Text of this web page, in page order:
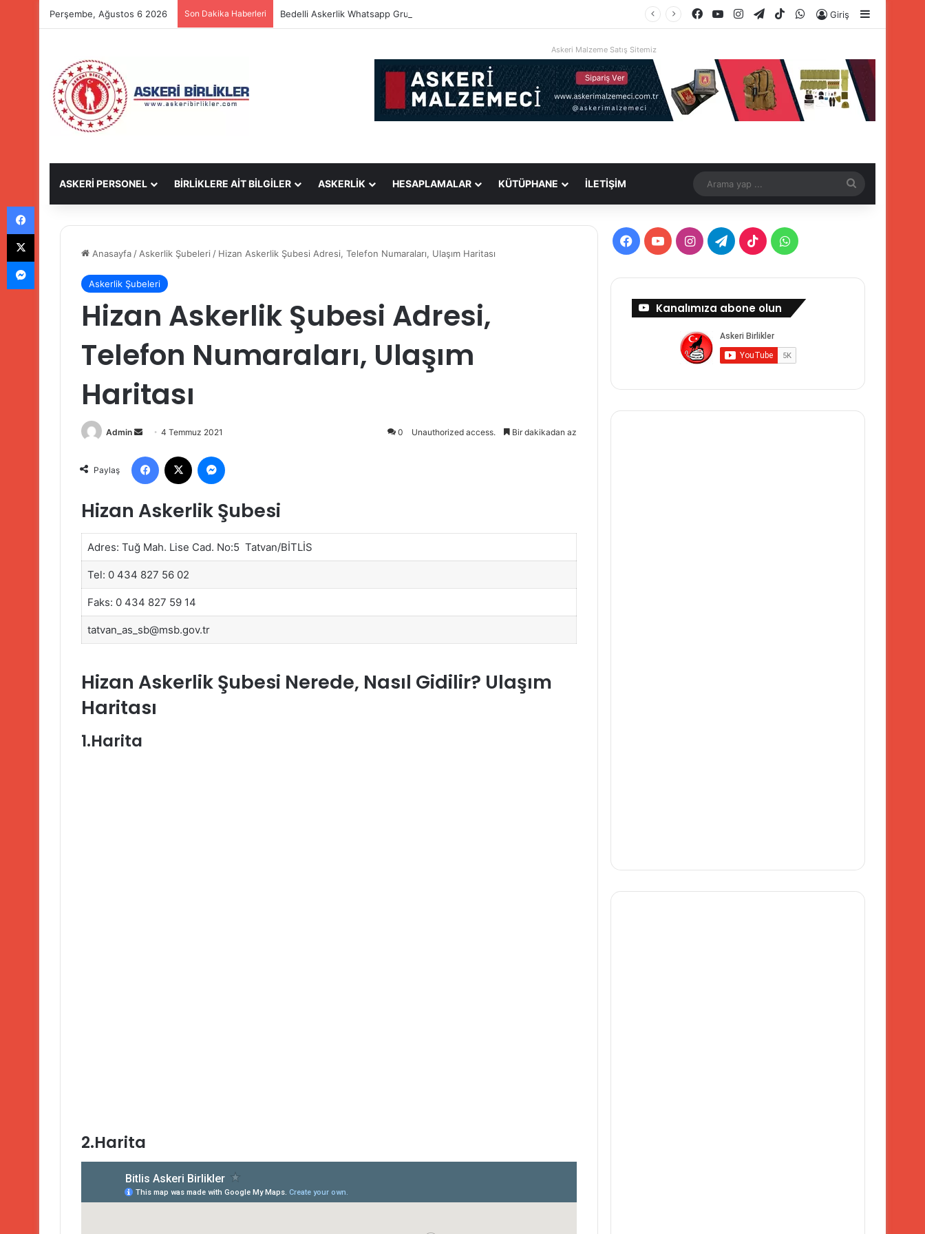
Perşembe, Ağustos 6 2026 Son Dakika Haberleri Bedelli Askerlik Whatsapp Grupları Facebook
YouTubeInstagram
TelegramTikTokWhatsApp
Giriş Kenar
Askeri Malzeme Satış Sitemiz
ASKERİ PERSONEL BİRLİKLERE AİT BİLGİLER ASKERLİK HESAPLAMALAR KÜTÜPHANE İLETİŞİM
yap
Anasayfa / Askerlik Şubeleri / Hizan Askerlik Şubesi Adresi, Telefon Numaraları, Ulaşım Haritası
Askerlik Şubeleri
Hizan Askerlik Şubesi Adresi,
Telefon Numaraları, Ulaşım
Haritası
Admin
Bir
posta
göndermek
4 Temmuz 2021 0 Unauthorized access. Bir dakikadan az
Paylaş
Facebook
Hizan Askerlik Şubesi
Adres: Tuğ Mah. Lise Cad. No:5 Tatvan/BİTLİS
Tel: 0 434 827 56 02
Faks: 0 434 827 59 14
tatvan_as_sb@msb.gov.tr
Hizan Askerlik Şubesi Nerede, Nasıl Gidilir? Ulaşım
Haritası
1.Harita
2.Harita
Facebook
YouTubeInstagramTelegramTikTokWhatsApp
Kanalımıza abone olun
Facebook
X
Messenger